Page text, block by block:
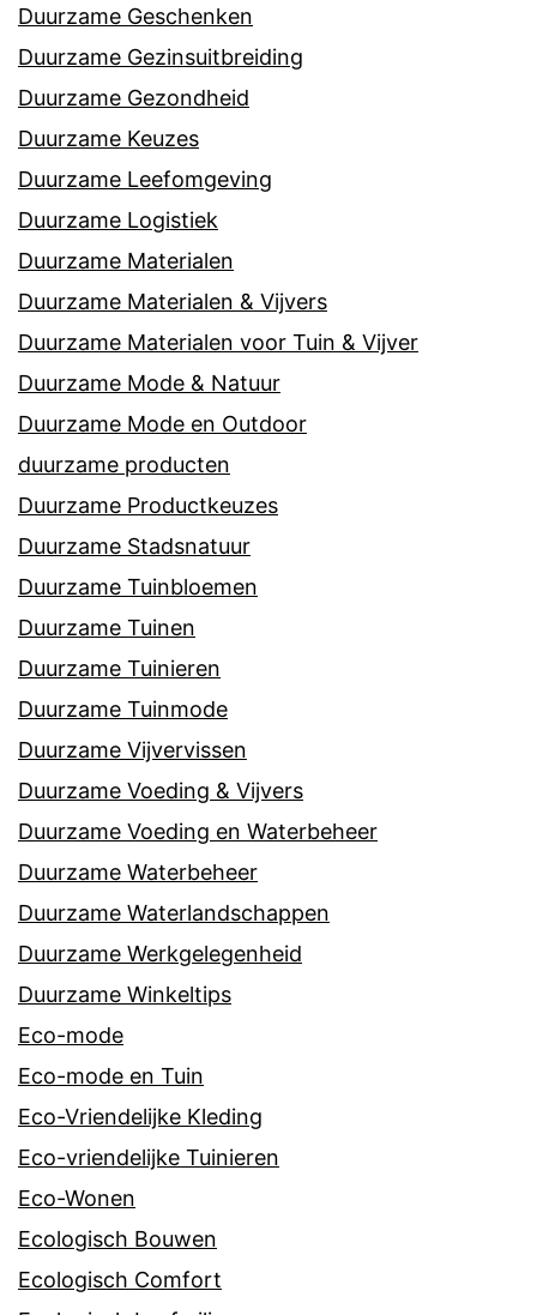
Duurzame Geschenken
Duurzame Gezinsuitbreiding
Duurzame Gezondheid
Duurzame Keuzes
Duurzame Leefomgeving
Duurzame Logistiek
Duurzame Materialen
Duurzame Materialen & Vijvers
Duurzame Materialen voor Tuin & Vijver
Duurzame Mode & Natuur
Duurzame Mode en Outdoor
duurzame producten
Duurzame Productkeuzes
Duurzame Stadsnatuur
Duurzame Tuinbloemen
Duurzame Tuinen
Duurzame Tuinieren
Duurzame Tuinmode
Duurzame Vijvervissen
Duurzame Voeding & Vijvers
Duurzame Voeding en Waterbeheer
Duurzame Waterbeheer
Duurzame Waterlandschappen
Duurzame Werkgelegenheid
Duurzame Winkeltips
Eco-mode
Eco-mode en Tuin
Eco-Vriendelijke Kleding
Eco-vriendelijke Tuinieren
Eco-Wonen
Ecologisch Bouwen
Ecologisch Comfort